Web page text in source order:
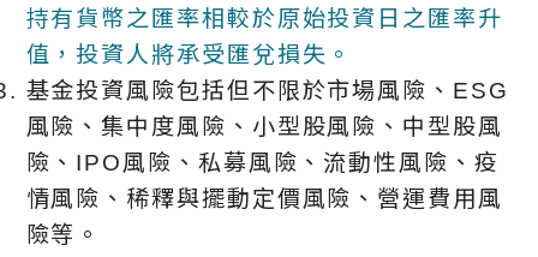
持有貨幣之匯率相較於原始投資日之匯率升
值，投資人將承受匯兌損失。
基金投資風險包括但不限於市場風險、ESG
風險、集中度風險、小型股風險、中型股風
險、IPO風險、私募風險、流動性風險、疫
情風險、稀釋與擺動定價風險、營運費用風
險等。